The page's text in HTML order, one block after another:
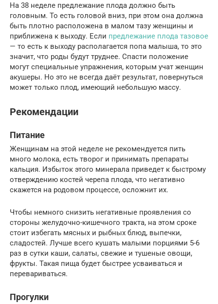
На 38 неделе предлежание плода должно быть
головным. То есть головой вниз, при этом она должна
быть плотно расположена в малом тазу женщины и
приближена к выходу. Если предлежание плода тазовое
— то есть к выходу располагается попа малыша, то это
значит, что роды будут труднее. Спасти положение
могут специальные упражнения, которым учат женщин
акушеры. Но это не всегда даёт результат, повернуться
может только плод, имеющий небольшую массу.
Рекомендации
Питание
Женщинам на этой неделе не рекомендуется пить
много молока, есть творог и принимать препараты
кальция. Избыток этого минерала приведет к быстрому
отверждению костей черепа плода, что негативно
скажется на родовом процессе, осложнит их.
Чтобы немного снизить негативные проявления со
стороны желудочно-кишечного тракта, на этом сроке
стоит избегать мясных и рыбных блюд, выпечки,
сладостей. Лучше всего кушать малыми порциями 5-6
раз в сутки каши, салаты, свежие и тушеные овощи,
фрукты. Такая пища будет быстрее усваиваться и
перевариваться.
Прогулки